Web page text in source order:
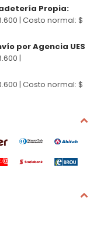
Propia:
| Costo normal: $
por Agencia UES
|
| Costo normal: $